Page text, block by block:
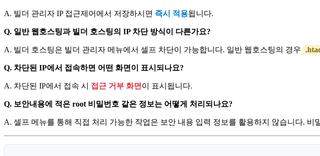
A. 빌더 관리자 IP 접근제어에서 저장하시면 즉시 적용됩니다.
Q. 일반 웹호스팅과 빌더 호스팅의 IP 차단 방식이 다른가요?
A. 빌더 호스팅은 빌더 관리자 메뉴에서 셀프 차단이 가능합니다. 일반 웹호스팅의 경우
Q. 차단된 IP에서 접속하면 어떤 화면이 표시되나요?
A. 차단된 IP에서 접속 시 접근 거부 화면 이 표시됩니다.
Q. 보안내용에 적은 root 비밀번호 같은 정보는 어떻게 처리되나요?
A. 셀프 메뉴를 통해 직접 처리 가능한 작업은 보안 내용 입력 정보를 활용하지 않습니다. 비